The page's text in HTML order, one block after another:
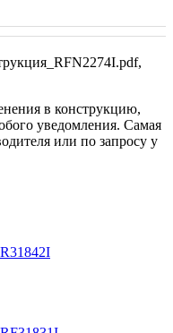
в конструкцию,
уведомления. Самая
или по запросу у